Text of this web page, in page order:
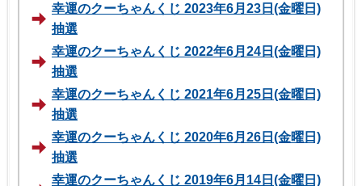
幸運のクーちゃんくじ 2023年6月23日(金曜日)
抽選
幸運のクーちゃんくじ 2022年6月24日(金曜日)
抽選
幸運のクーちゃんくじ 2021年6月25日(金曜日)
抽選
幸運のクーちゃんくじ 2020年6月26日(金曜日)
抽選
幸運のクーちゃんくじ 2019年6月14日(金曜日)